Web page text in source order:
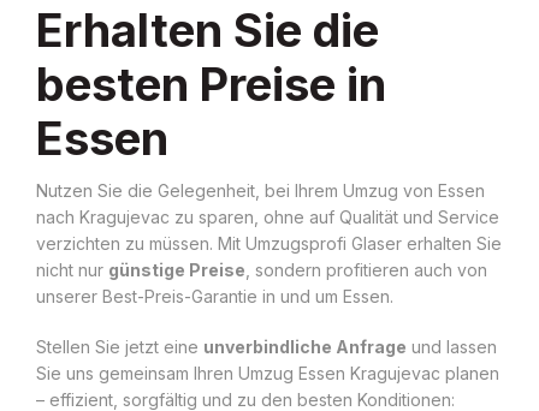
Erhalten Sie die
besten Preise in
Essen
Nutzen Sie die Gelegenheit, bei Ihrem Umzug von Essen
nach Kragujevac zu sparen, ohne auf Qualität und Service
verzichten zu müssen. Mit Umzugsprofi Glaser erhalten Sie
nicht nur günstige Preise , sondern profitieren auch von
unserer Best-Preis-Garantie in und um Essen.
Stellen Sie jetzt eine unverbindliche Anfrage und lassen
Sie uns gemeinsam Ihren Umzug Essen Kragujevac planen
– effizient, sorgfältig und zu den besten Konditionen: